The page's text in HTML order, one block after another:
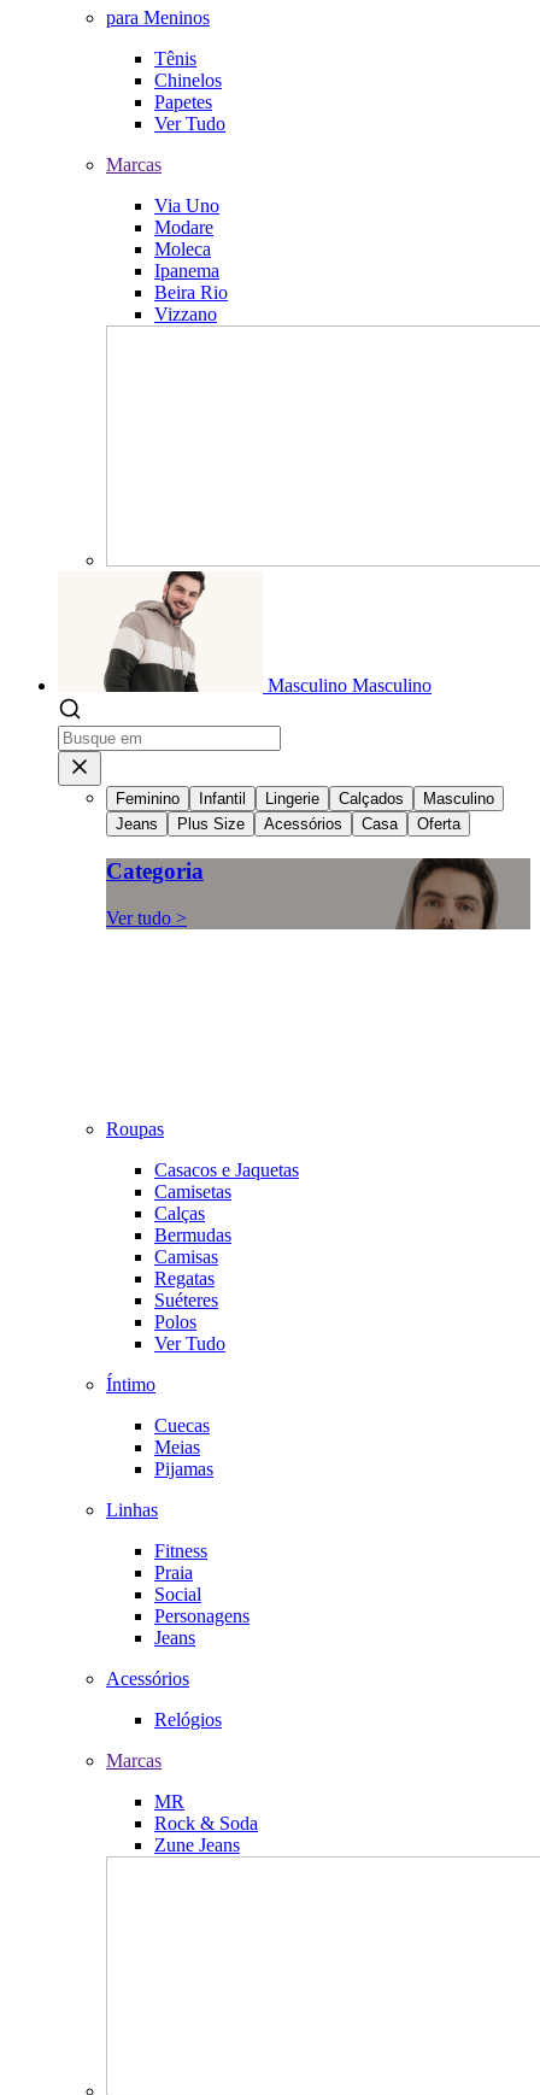
para Meninos
Tênis
Chinelos
Papetes
Ver Tudo
Marcas
Via Uno
Modare
Moleca
Ipanema
Beira Rio
Vizzano
Masculino Masculino
Feminino Infantil Lingerie Calçados
Masculino
Jeans
Plus Size Acessórios Casa Oferta
Categoria
Ver tudo >
Roupas
Casacos e Jaquetas
Camisetas
Calças
Bermudas
Camisas
Regatas
Suéteres
Polos
Ver Tudo
Íntimo
Cuecas
Meias
Pijamas
Linhas
Fitness
Praia
Social
Personagens
Jeans
Acessórios
Relógios
Marcas
MR
Rock & Soda
Zune Jeans